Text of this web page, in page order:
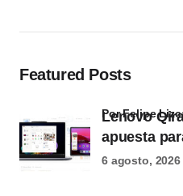
Featured Posts
Lenovo
apuesta
por Felipe
6 agosto, 2026